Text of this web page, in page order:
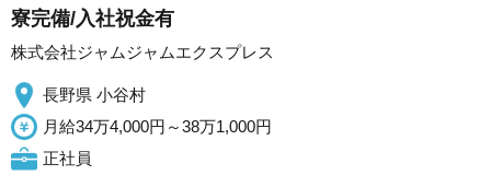
寮完備/入社祝金有
株式会社ジャムジャムエクスプレス
長野県 小谷村
月給34万4,000円～38万1,000円
正社員